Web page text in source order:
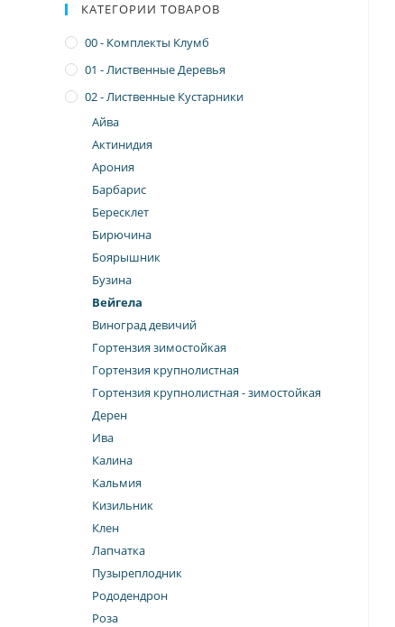
КАТЕГОРИИ ТОВАРОВ
00 - Комплекты Клумб
01 - Лиственные Деревья
02 - Лиственные Кустарники
Айва
Актинидия
Арония
Барбарис
Бересклет
Бирючина
Боярышник
Бузина
Вейгела
Виноград девичий
Гортензия зимостойкая
Гортензия крупнолистная
Гортензия крупнолистная - зимостойкая
Дерен
Ива
Калина
Кальмия
Кизильник
Клен
Лапчатка
Пузыреплодник
Рододендрон
Роза